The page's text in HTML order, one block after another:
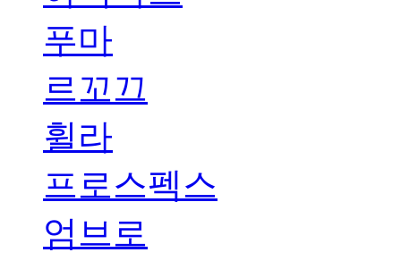
푸마
르꼬끄
휠라
프로스펙스
엄브로